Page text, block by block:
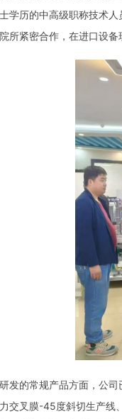
学历的中高级职称技术
所紧密合作，在进口设
的常规产品方面，公司
交叉膜-45度斜切生产线